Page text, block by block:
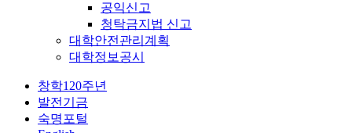
공익신고
청탁금지법 신고
대학안전관리계획
대학정보공시
창학120주년
발전기금
숙명포털